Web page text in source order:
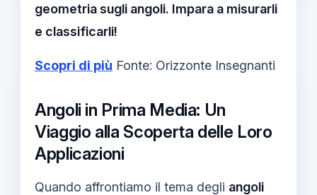
geometria sugli angoli. Impara a misurarli
e classificarli!
Scopri di più Fonte: Orizzonte Insegnanti
Angoli in Prima Media: Un
Viaggio alla Scoperta delle Loro
Applicazioni
Quando affrontiamo il tema degli angoli